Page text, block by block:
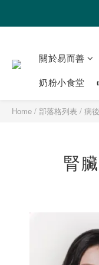
關於易而善
奶粉小食堂
Home / 部落格列表 / 病
腎